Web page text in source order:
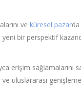
ve küresel pazar
bir perspektif
erişim sağlamalarını
uluslararası